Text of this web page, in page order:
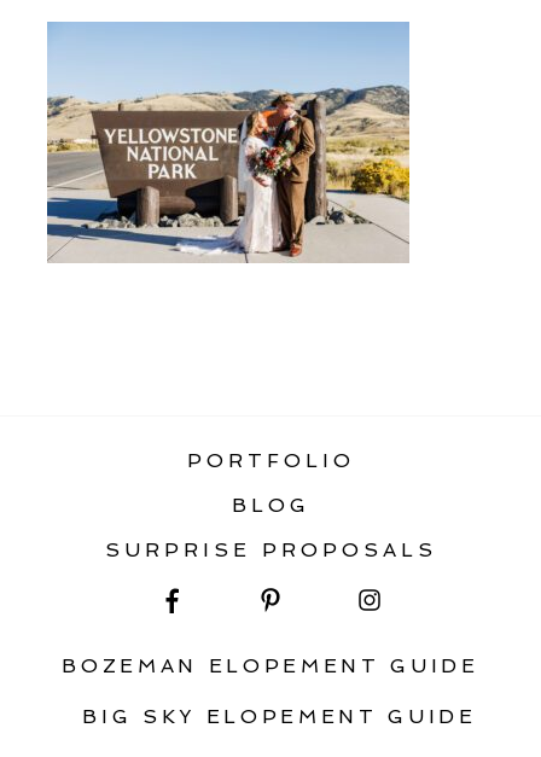
PORTFOLIO
BLOG
SURPRISE PROPOSALS
BOZEMAN ELOPEMENT GUIDE
BIG SKY ELOPEMENT GUIDE